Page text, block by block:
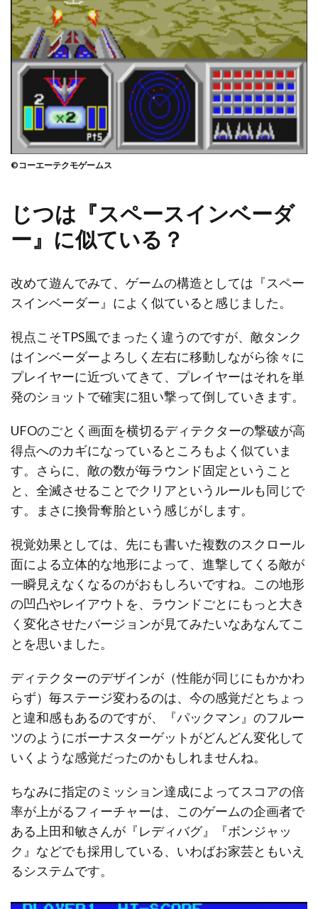
©コーエーテクモゲームス
じつは『スペースインベーダ
ー』に似ている？
改めて遊んでみて、ゲームの構造としては『スペー
スインベーダー』によく似ていると感じました。
視点こそTPS風でまったく違うのですが、敵タンク
はインベーダーよろしく左右に移動しながら徐々に
プレイヤーに近づいてきて、プレイヤーはそれを単
発のショットで確実に狙い撃って倒していきます。
UFOのごとく画面を横切るディテクターの撃破が高
得点へのカギになっているところもよく似ていま
す。さらに、敵の数が毎ラウンド固定ということ
と、全滅させることでクリアというルールも同じで
す。まさに換骨奪胎という感じがします。
視覚効果としては、先にも書いた複数のスクロール
面による立体的な地形によって、進撃してくる敵が
一瞬見えなくなるのがおもしろいですね。この地形
の凹凸やレイアウトを、ラウンドごとにもっと大き
く変化させたバージョンが見てみたいなあなんてこ
とを思いました。
ディテクターのデザインが（性能が同じにもかかわ
らず）毎ステージ変わるのは、今の感覚だとちょっ
と違和感もあるのですが、『パックマン』のフルー
ツのようにボーナスターゲットがどんどん変化して
いくような感覚だったのかもしれませんね。
ちなみに指定のミッション達成によってスコアの倍
率が上がるフィーチャーは、このゲームの企画者で
ある上田和敏さんが『レディバグ』『ボンジャッ
ク』などでも採用している、いわばお家芸ともいえ
るシステムです。